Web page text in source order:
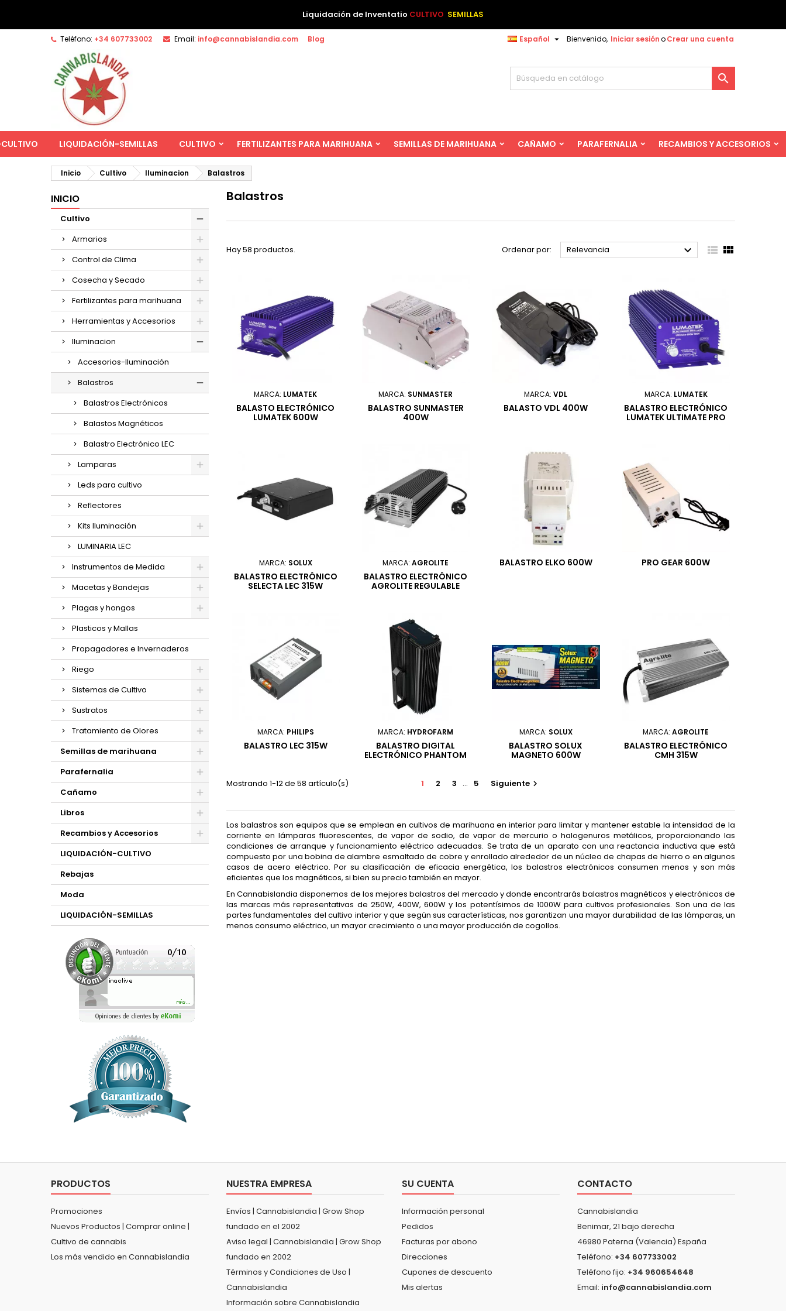
Liquidación de Inventatio CULTIVO SEMILLAS
Blog
Teléfono: +34 607733002 Email: info@cannabislandia.com Bienvenido, Iniciar sesiónoCrear una cuenta
Español 

LIQUIDACIÓN-SEMILLAS CULTIVO FERTILIZANTES PARA MARIHUANA SEMILLAS DE MARIHUANA CAÑAMO PARAFERNALIA RECAMBIOS Y ACCESORIOS
Inicio Cultivo Iluminacion Balastros
INICIO
Cultivo
Armarios
Control de Clima
Cosecha y Secado
Fertilizantes para marihuana
Herramientas y Accesorios
Iluminacion
Accesorios-Iluminación
Balastros
Balastros Electrónicos
Balastos Magnéticos
Balastro Electrónico LEC
Lamparas
Leds para cultivo
Reflectores
Kits Iluminación
LUMINARIA LEC
Instrumentos de Medida
Macetas y Bandejas
Plagas y hongos
Plasticos y Mallas
Propagadores e Invernaderos
Riego
Sistemas de Cultivo
Sustratos
Tratamiento de Olores
Semillas de marihuana
Parafernalia
Cañamo
Libros
Recambios y Accesorios
LIQUIDACIÓN-CULTIVO
Rebajas
Moda
LIQUIDACIÓN-SEMILLAS
Balastros
Hay 58 productos. Ordenar por: Relevancia   
MARCA: LUMATEK
BALASTO ELECTRÓNICO
LUMATEK 600W
MARCA: SUNMASTER
BALASTRO SUNMASTER
400W
MARCA:VDL
BALASTO VDL 400W
MARCA: LUMATEK
BALASTRO ELECTRÓNICO
LUMATEK ULTIMATE PRO
MARCA: SOLUX
BALASTRO ELECTRÓNICO
SELECTA LEC 315W
MARCA:AGROLITE
BALASTRO ELECTRÓNICO
AGROLITE REGULABLE
BALASTRO ELKO 600W PRO GEAR 600W
MARCA: PHILIPS
BALASTRO LEC 315W
MARCA: HYDROFARM
BALASTRO DIGITAL
ELECTRÓNICO PHANTOM
MARCA: SOLUX
BALASTRO SOLUX
MAGNETO 600W
MARCA:AGROLITE
BALASTRO ELECTRÓNICO
CMH 315W
Mostrando 1-12 de 58 artículo(s) 1 2 3 … 5 Siguiente 
Los balastros son equipos que se emplean en cultivos de marihuana en interior para limitar y mantener estable la intensidad de la
corriente en lámparas fluorescentes, de vapor de sodio, de vapor de mercurio o halogenuros metálicos, proporcionando las
condiciones de arranque y funcionamiento eléctrico adecuadas. Se trata de un aparato con una reactancia inductiva que está
compuesto por una bobina de alambre esmaltado de cobre y enrollado alrededor de un núcleo de chapas de hierro o en algunos
casos de acero eléctrico. Por su clasificación de eficacia energética, los balastros electrónicos consumen menos y son más
eficientes que los magnéticos, si bien su precio también en mayor.
En Cannabislandia disponemos de los mejores balastros del mercado y donde encontrarásbalastros magnéticos yelectrónicos de
las marcas más representativas de 250W, 400W, 600W y los potentísimos de 1000W para cultivos profesionales. Son una de las
partes fundamentales del cultivo interior y que según sus características, nos garantizan una mayor durabilidad de las lámparas, un
menos consumo eléctrico, un mayor crecimiento o una mayor producción de cogollos.
PRODUCTOS
Promociones
Nuevos Productos | Comprar online |
Cultivo de cannabis
Los más vendido en Cannabislandia
NUESTRA EMPRESA
Envíos | Cannabislandia | Grow Shop
fundado en el 2002
Aviso legal | Cannabislandia | Grow Shop
fundado en 2002
Términos y Condiciones de Uso |
Cannabislandia
Información sobre Cannabislandia
SU CUENTA
Información personal
Pedidos
Facturas por abono
Direcciones
Cupones de descuento
Mis alertas
CONTACTO
Cannabislandia
Benimar, 21 bajo derecha
46980 Paterna (Valencia) España
Teléfono: +34 607733002
Teléfono fijo: +34 960654648
Email: info@cannabislandia.com